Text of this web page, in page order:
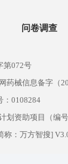
问卷调查
第072号
药械信息备字（
：0108284
资助项目（编号
：万方智搜]